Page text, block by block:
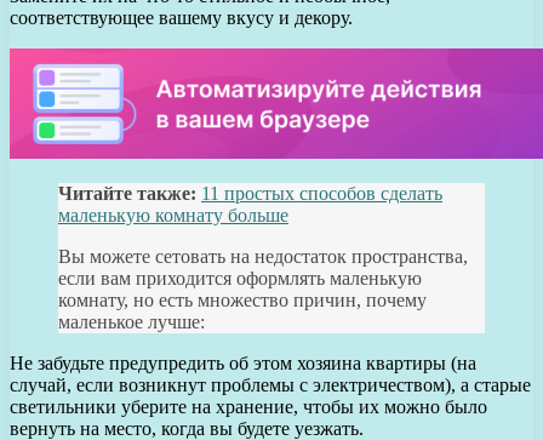
соответствующее вашему вкусу и декору.
Читайте также: 11 простых способов сделать
маленькую комнату больше
Вы можете сетовать на недостаток пространства,
если вам приходится оформлять маленькую
комнату, но есть множество причин, почему
маленькое лучше:
Не забудьте предупредить об этом хозяина квартиры (на
случай, если возникнут проблемы с электричеством), а старые
светильники уберите на хранение, чтобы их можно было
вернуть на место, когда вы будете уезжать.